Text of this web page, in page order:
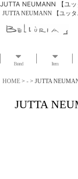
JUTTA NEUMANN 【ユッ
JUTTA NEUMANN 【ユッタ
Brand Item
HOME > - > JUTTA
JUTTA